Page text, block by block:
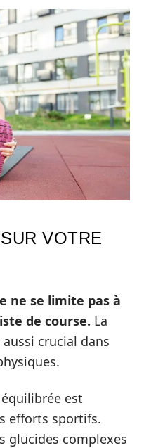
VOTRE
ne se limite pas à
de course. La
crucial dans
est
efforts sportifs.
glucides complexes